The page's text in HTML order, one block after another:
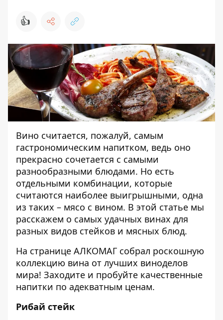
👍
Вино считается, пожалуй, самым
гастрономическим напитком, ведь оно
прекрасно сочетается с самыми
разнообразными блюдами. Но есть
отдельными комбинации, которые
считаются наиболее выигрышными, одна
из таких – мясо с вином. В этой статье мы
расскажем о самых удачных винах для
разных видов стейков и мясных блюд.
На странице АЛКОМАГ собрал роскошную
коллекцию вина от лучших виноделов
мира! Заходите и пробуйте качественные
напитки по адекватным ценам.
Рибай стейк